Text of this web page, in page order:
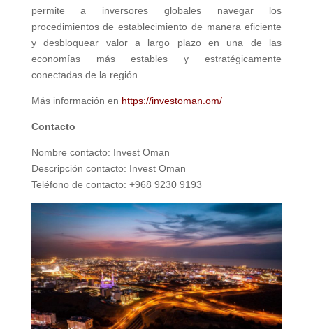
permite a inversores globales navegar los
procedimientos de establecimiento de manera eficiente
y desbloquear valor a largo plazo en una de las
economías más estables y estratégicamente
conectadas de la región.
Más información en https://investoman.om/
Contacto
Nombre contacto: Invest Oman
Descripción contacto: Invest Oman
Teléfono de contacto: +968 9230 9193